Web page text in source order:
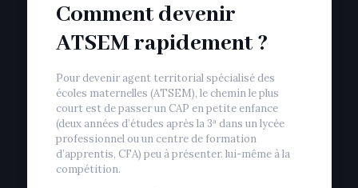
Comment devenir
ATSEM rapidement ?
Pour devenir agent territorial spécialisé des
écoles maternelles (ATSEM), le chemin le plus
court est de passer un CAP en petite enfance
(deux années d’études après la 3ª dans un lycée
professionnel ou un centre de formation
d’apprentis, CFA) peu à présenter. lui-même à la
compétition.